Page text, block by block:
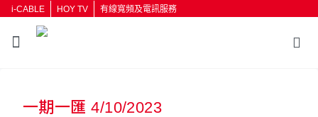
i-CABLE HOY TV 有線寬頻及電訊服務
一期一匯 4/10/2023